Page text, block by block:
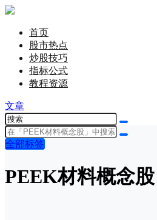
首页
股市热点
炒股技巧
指标公式
教程资源
文章
全部标签
PEEK材料概念股